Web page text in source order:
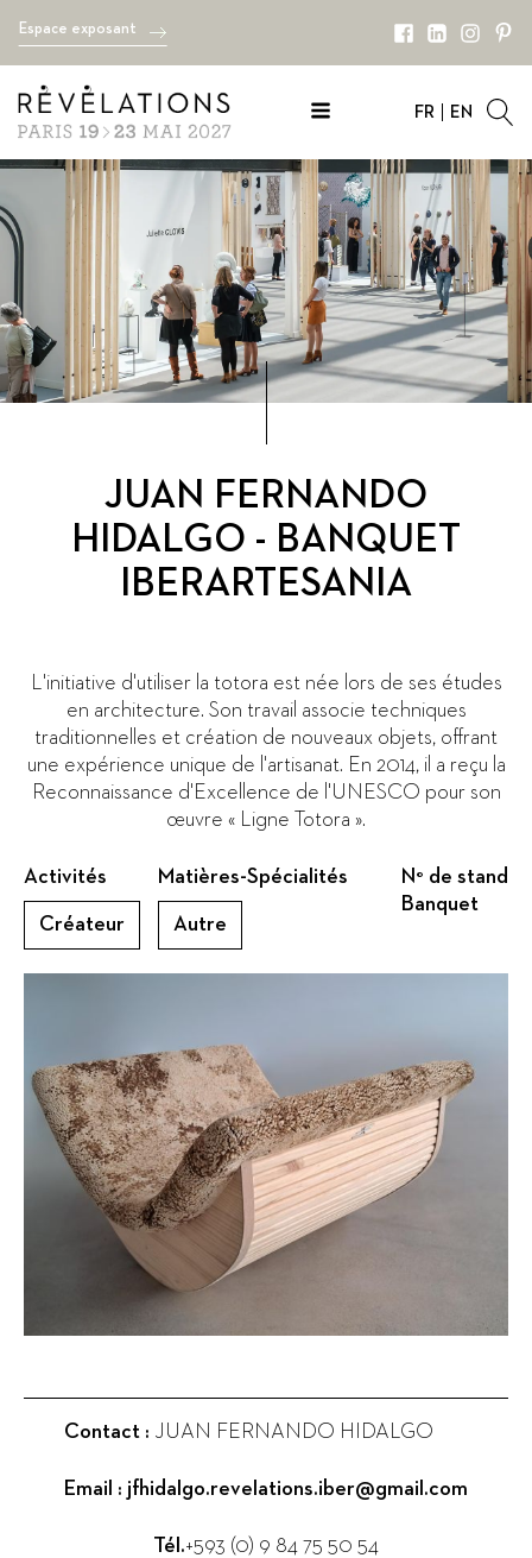
Espace exposant
FR EN
JUAN FERNANDO
HIDALGO - BANQUET
IBERARTESANIA
L'initiative d'utiliser la totora est née lors de ses études
en architecture. Son travail associe techniques
traditionnelles et création de nouveaux objets, offrant
une expérience unique de l'artisanat. En 2014, il a reçu la
Reconnaissance d'Excellence de l'UNESCO pour son
œuvre « Ligne Totora ».
Activités
Créateur
Matières-Spécialités
Autre
N° de stand
Banquet
Contact : JUAN FERNANDO HIDALGO
Email : jfhidalgo.revelations.iber@gmail.com
Tél.+593 (0) 9 84 75 50 54